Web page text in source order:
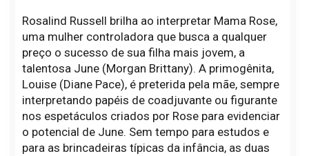
Rosalind Russell brilha ao interpretar Mama Rose,
uma mulher controladora que busca a qualquer
preço o sucesso de sua filha mais jovem, a
talentosa June (Morgan Brittany). A primogênita,
Louise (Diane Pace), é preterida pela mãe, sempre
interpretando papéis de coadjuvante ou figurante
nos espetáculos criados por Rose para evidenciar
o potencial de June. Sem tempo para estudos e
para as brincadeiras típicas da infância, as duas